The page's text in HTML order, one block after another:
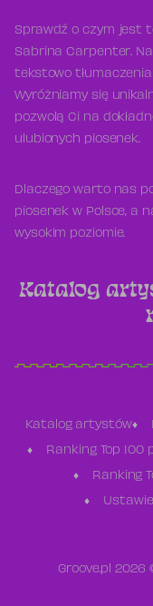
Sprawdź o czym jest
Sabrina Carpenter.
tekstowo
Wyróżniamy się
pozwolą Ci na
ulubionych piosenek.
Dlaczego warto nas
piosenek w Polsce, a
wysokim poziomie.
Katalog
Katalog artystów
Ranking Top 100
Ranking
Groove.pl